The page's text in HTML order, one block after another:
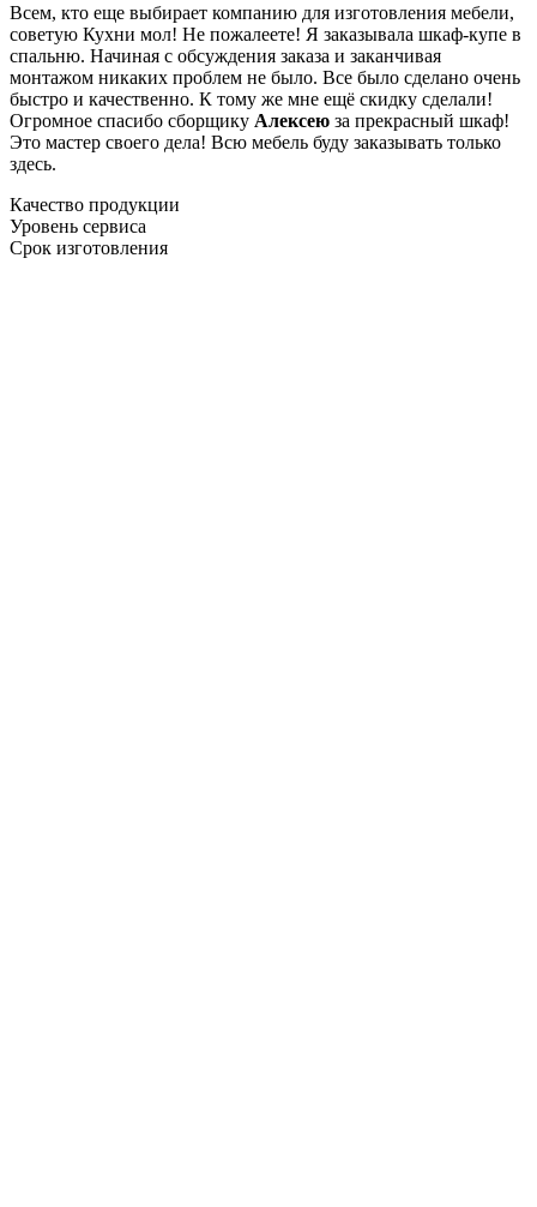
Всем, кто еще выбирает компанию для изготовления мебели,
советую Кухни мол! Не пожалеете! Я заказывала шкаф-купе в
спальню. Начиная с обсуждения заказа и заканчивая
монтажом никаких проблем не было. Все было сделано очень
быстро и качественно. К тому же мне ещё скидку сделали!
Огромное спасибо сборщику Алексею за прекрасный шкаф!
Это мастер своего дела! Всю мебель буду заказывать только
здесь.
Качество продукции
Уровень сервиса
Срок изготовления